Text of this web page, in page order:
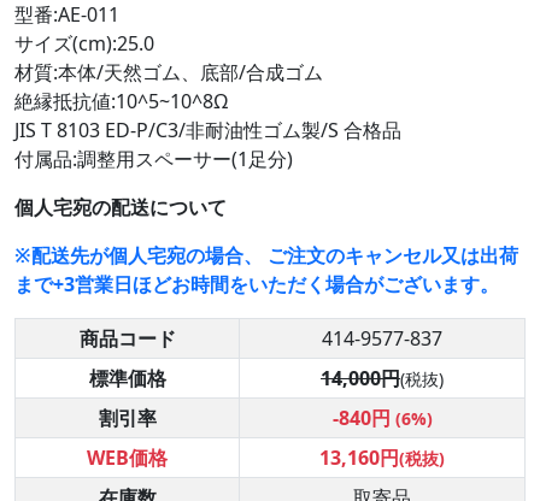
型番:AE-011
サイズ(cm):25.0
材質:本体/天然ゴム、底部/合成ゴム
絶縁抵抗値:10^5~10^8Ω
JIS T 8103 ED-P/C3/非耐油性ゴム製/S 合格品
付属品:調整用スペーサー(1足分)
個人宅宛の配送について
※配送先が個人宅宛の場合、 ご注文のキャンセル又は出荷
まで+3営業日ほどお時間をいただく場合がございます。
商品コード
414-9577-837
標準価格
14,000円(税抜)
割引率 -840円 (6%)
WEB価格 13,160円(税抜)